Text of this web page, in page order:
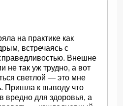
на практике как
встречаясь с
Внешне
не так уж трудно, а вот
светлой — это мне
Пришла к выводу что
вредно для здоровья, а